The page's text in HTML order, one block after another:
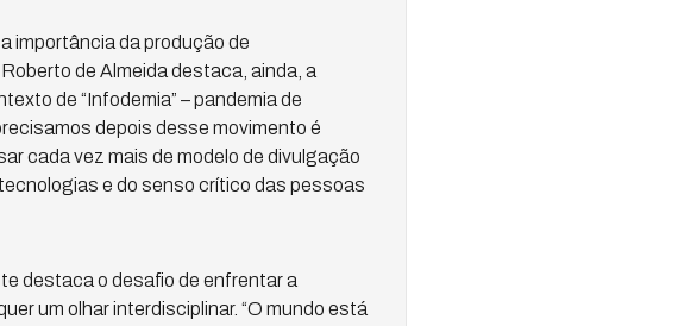
importância da produção de
de Almeida destaca, ainda, a
de “Infodemia” – pandemia de
depois desse movimento é
cada vez mais de modelo de divulgação
e do senso crítico das pessoas
destaca o desafio de enfrentar a
um olhar interdisciplinar. “O mundo está